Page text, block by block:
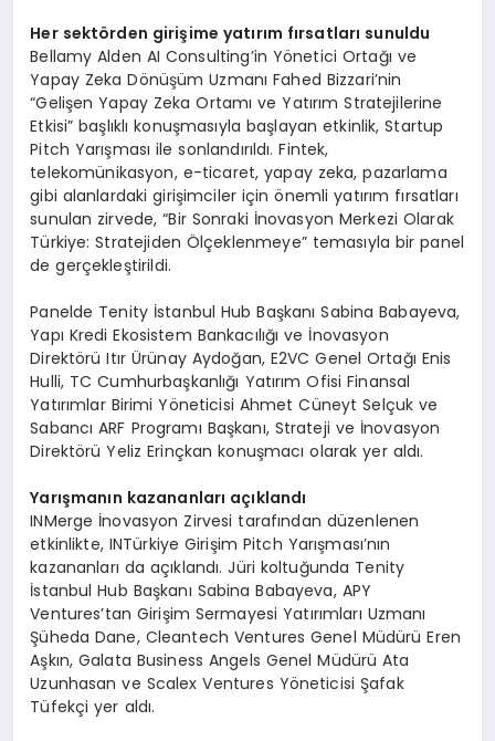
Her sektörden girişime yatırım fırsatları sunuldu
Bellamy Alden AI Consulting’in Yönetici Ortağı ve
Yapay Zeka Dönüşüm Uzmanı Fahed Bizzari’nin
“Gelişen Yapay Zeka Ortamı ve Yatırım Stratejilerine
Etkisi” başlıklı konuşmasıyla başlayan etkinlik, Startup
Pitch Yarışması ile sonlandırıldı. Fintek,
telekomünikasyon, e-ticaret, yapay zeka, pazarlama
gibi alanlardaki girişimciler için önemli yatırım fırsatları
sunulan zirvede, “Bir Sonraki İnovasyon Merkezi Olarak
Türkiye: Stratejiden Ölçeklenmeye” temasıyla bir panel
de gerçekleştirildi.
Panelde Tenity İstanbul Hub Başkanı Sabina Babayeva,
Yapı Kredi Ekosistem Bankacılığı ve İnovasyon
Direktörü Itır Ürünay Aydoğan, E2VC Genel Ortağı Enis
Hulli, TC Cumhurbaşkanlığı Yatırım Ofisi Finansal
Yatırımlar Birimi Yöneticisi Ahmet Cüneyt Selçuk ve
Sabancı ARF Programı Başkanı, Strateji ve İnovasyon
Direktörü Yeliz Erinçkan konuşmacı olarak yer aldı.
Yarışmanın kazananları açıklandı
INMerge İnovasyon Zirvesi tarafından düzenlenen
etkinlikte, INTürkiye Girişim Pitch Yarışması’nın
kazananları da açıklandı. Jüri koltuğunda Tenity
İstanbul Hub Başkanı Sabina Babayeva, APY
Ventures’tan Girişim Sermayesi Yatırımları Uzmanı
Şüheda Dane, Cleantech Ventures Genel Müdürü Eren
Aşkın, Galata Business Angels Genel Müdürü Ata
Uzunhasan ve Scalex Ventures Yöneticisi Şafak
Tüfekçi yer aldı.